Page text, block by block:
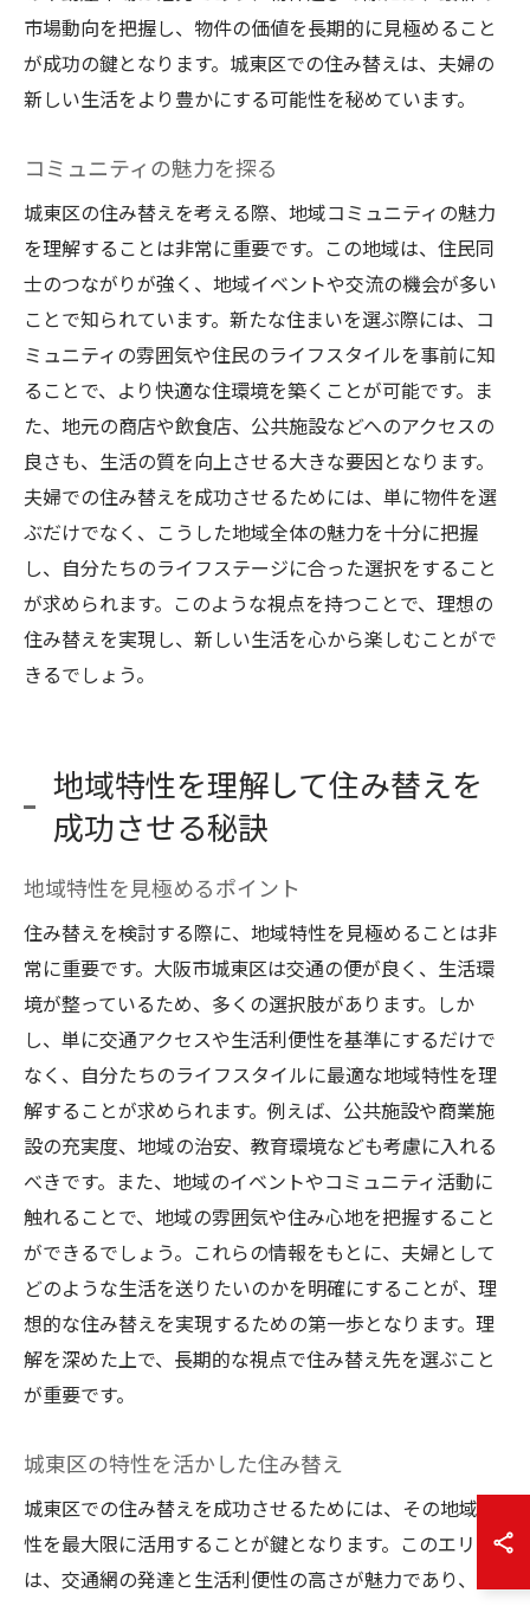
市場動向を把握し、物件の価値を長期的に見極めること
が成功の鍵となります。城東区での住み替えは、夫婦の
新しい生活をより豊かにする可能性を秘めています。
コミュニティの魅力を探る
城東区の住み替えを考える際、地域コミュニティの魅力
を理解することは非常に重要です。この地域は、住民同
士のつながりが強く、地域イベントや交流の機会が多い
ことで知られています。新たな住まいを選ぶ際には、コ
ミュニティの雰囲気や住民のライフスタイルを事前に知
ることで、より快適な住環境を築くことが可能です。ま
た、地元の商店や飲食店、公共施設などへのアクセスの
良さも、生活の質を向上させる大きな要因となります。
夫婦での住み替えを成功させるためには、単に物件を選
ぶだけでなく、こうした地域全体の魅力を十分に把握
し、自分たちのライフステージに合った選択をすること
が求められます。このような視点を持つことで、理想の
住み替えを実現し、新しい生活を心から楽しむことがで
きるでしょう。
地域特性を理解して住み替えを
成功させる秘訣
地域特性を見極めるポイント
住み替えを検討する際に、地域特性を見極めることは非
常に重要です。大阪市城東区は交通の便が良く、生活環
境が整っているため、多くの選択肢があります。しか
し、単に交通アクセスや生活利便性を基準にするだけで
なく、自分たちのライフスタイルに最適な地域特性を理
解することが求められます。例えば、公共施設や商業施
設の充実度、地域の治安、教育環境なども考慮に入れる
べきです。また、地域のイベントやコミュニティ活動に
触れることで、地域の雰囲気や住み心地を把握すること
ができるでしょう。これらの情報をもとに、夫婦として
どのような生活を送りたいのかを明確にすることが、理
想的な住み替えを実現するための第一歩となります。理
解を深めた上で、長期的な視点で住み替え先を選ぶこと
が重要です。
城東区の特性を活かした住み替え
城東区での住み替えを成功させるためには、その地域特
性を最大限に活用することが鍵となります。このエリア
は、交通網の発達と生活利便性の高さが魅力であり、家